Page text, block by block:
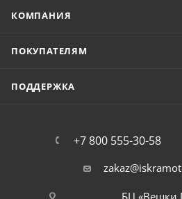
КОМПАНИЯ
ПОКУПАТЕЛЯМ
ПОДДЕРЖКА
+7 800 555-30-58